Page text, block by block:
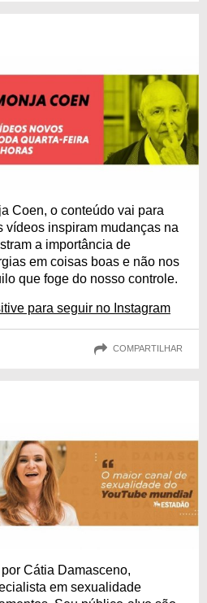
Coen, o conteúdo vai para
vídeos inspiram mudanças na
a importância de
em coisas boas e não nos
que foge do nosso controle.
para seguir no Instagram
COMPARTILHAR
Cátia Damasceno,
em sexualidade